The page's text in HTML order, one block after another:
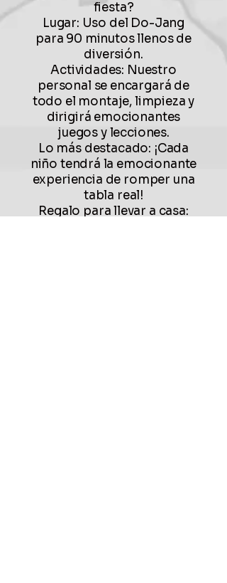
fiesta?
Lugar: Uso del Do-Jang
para 90 minutos llenos de
diversión.
Actividades: Nuestro
personal se encargará de
todo el montaje, limpieza y
dirigirá emocionantes
juegos y lecciones.
Lo más destacado: ¡Cada
niño tendrá la emocionante
experiencia de romper una
tabla real!
Regalo para llevar a casa: